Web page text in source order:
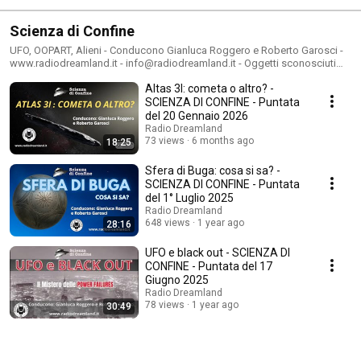
Scienza di Confine
UFO, OOPART, Alieni - Conducono Gianluca Roggero e Roberto Garosci -
www.radiodreamland.it - info@radiodreamland.it - Oggetti sconosciuti
misteriosi non trovano collocazione storica. E la scienza ufficiale non ha
una spiegazione...
18:25
Altas 3I: cometa o altro? -
SCIENZA DI CONFINE - Puntata
del 20 Gennaio 2026
Radio Dreamland
73 views
6 months ago
28:16
Sfera di Buga: cosa si sa? -
SCIENZA DI CONFINE - Puntata
del 1° Luglio 2025
Radio Dreamland
648 views
1 year ago
30:49
UFO e black out - SCIENZA DI
CONFINE - Puntata del 17
Giugno 2025
Radio Dreamland
78 views
1 year ago